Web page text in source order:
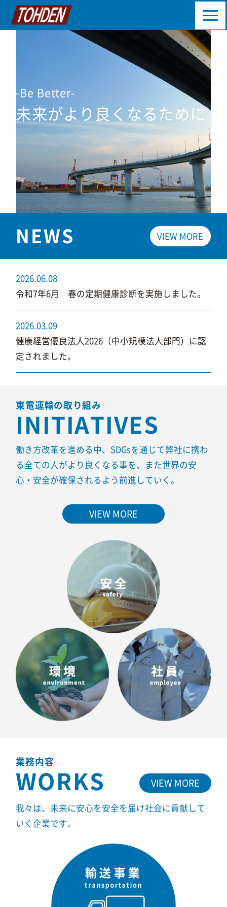
-Be Better-
未来がより良くなるために
NEWS VIEW MORE
2026.06.08
令和7年6月 春の定期健康診断を実施しました。
2026.03.09
健康経営優良法人2026（中小規模法人部門）に認
定されました。
東電運輸の取り組み
INITIATIVES
働き方改革を進める中、SDGsを通じて弊社に携わ
る全ての人がより良くなる事を、また世界の安
心・安全が確保されるよう前進していく。
VIEW MORE
業務内容
WORKS VIEW MORE
我々は、未来に安心を安全を届け社会に貢献して
いく企業です。